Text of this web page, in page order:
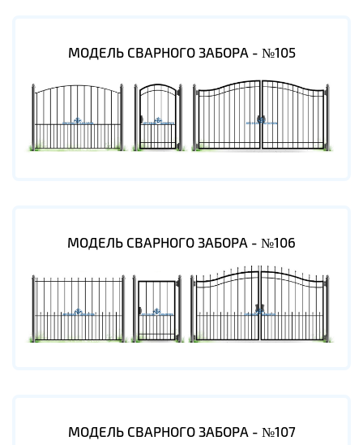
МОДЕЛЬ СВАРНОГО ЗАБОРА - №105
МОДЕЛЬ СВАРНОГО ЗАБОРА - №106
МОДЕЛЬ СВАРНОГО ЗАБОРА - №107